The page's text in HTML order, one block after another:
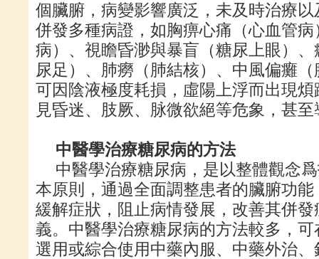
個臟腑，病變影響廣泛，未及時治療
併發多種病證，如胸痹心痛（心血管
病）、視瞻昏渺與暴盲（糖尿上眼）
尿足）、肺癆（肺結核）、中風偏癱
可因陰液極度耗損，虛陽上浮而出現
見昏迷、肢厥、脉微欲絕等危象，甚
中醫學治療糖尿病的方法
中醫學治療糖尿病，是以整體觀念
本原則，通過全面調整患者的臟腑功
緩解症狀，阻止病情發展，改善其併
義。中醫學治療糖尿病的方法較多，
選用或綜合使用中藥內服、中藥外治